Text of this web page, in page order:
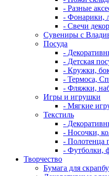
- Разные
- Фонарики,
- Свечи
Сувениры с
Посуда
-
- Детская
- Кружки,
- Термоса,
- Фляжки,
Игры и игрушки
- Мягкие
Текстиль
-
- Носочки,
- Полотенца
- Футболки,
Творчество
Бумага для